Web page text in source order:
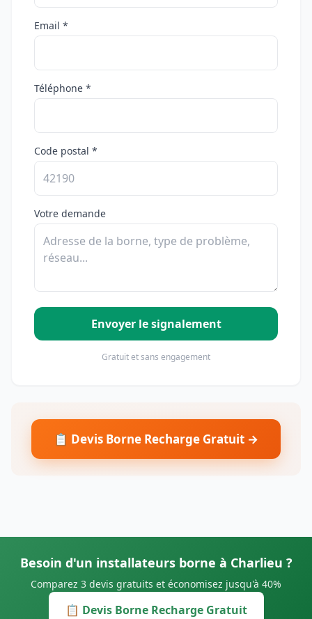
Email *
Téléphone *
Code postal *
Votre demande
Envoyer le signalement
Gratuit et sans engagement
📋 Devis Borne Recharge Gratuit →
Besoin d'un installateurs borne à Charlieu ?
Comparez 3 devis gratuits et économisez jusqu'à 40%
📋 Devis Borne Recharge Gratuit